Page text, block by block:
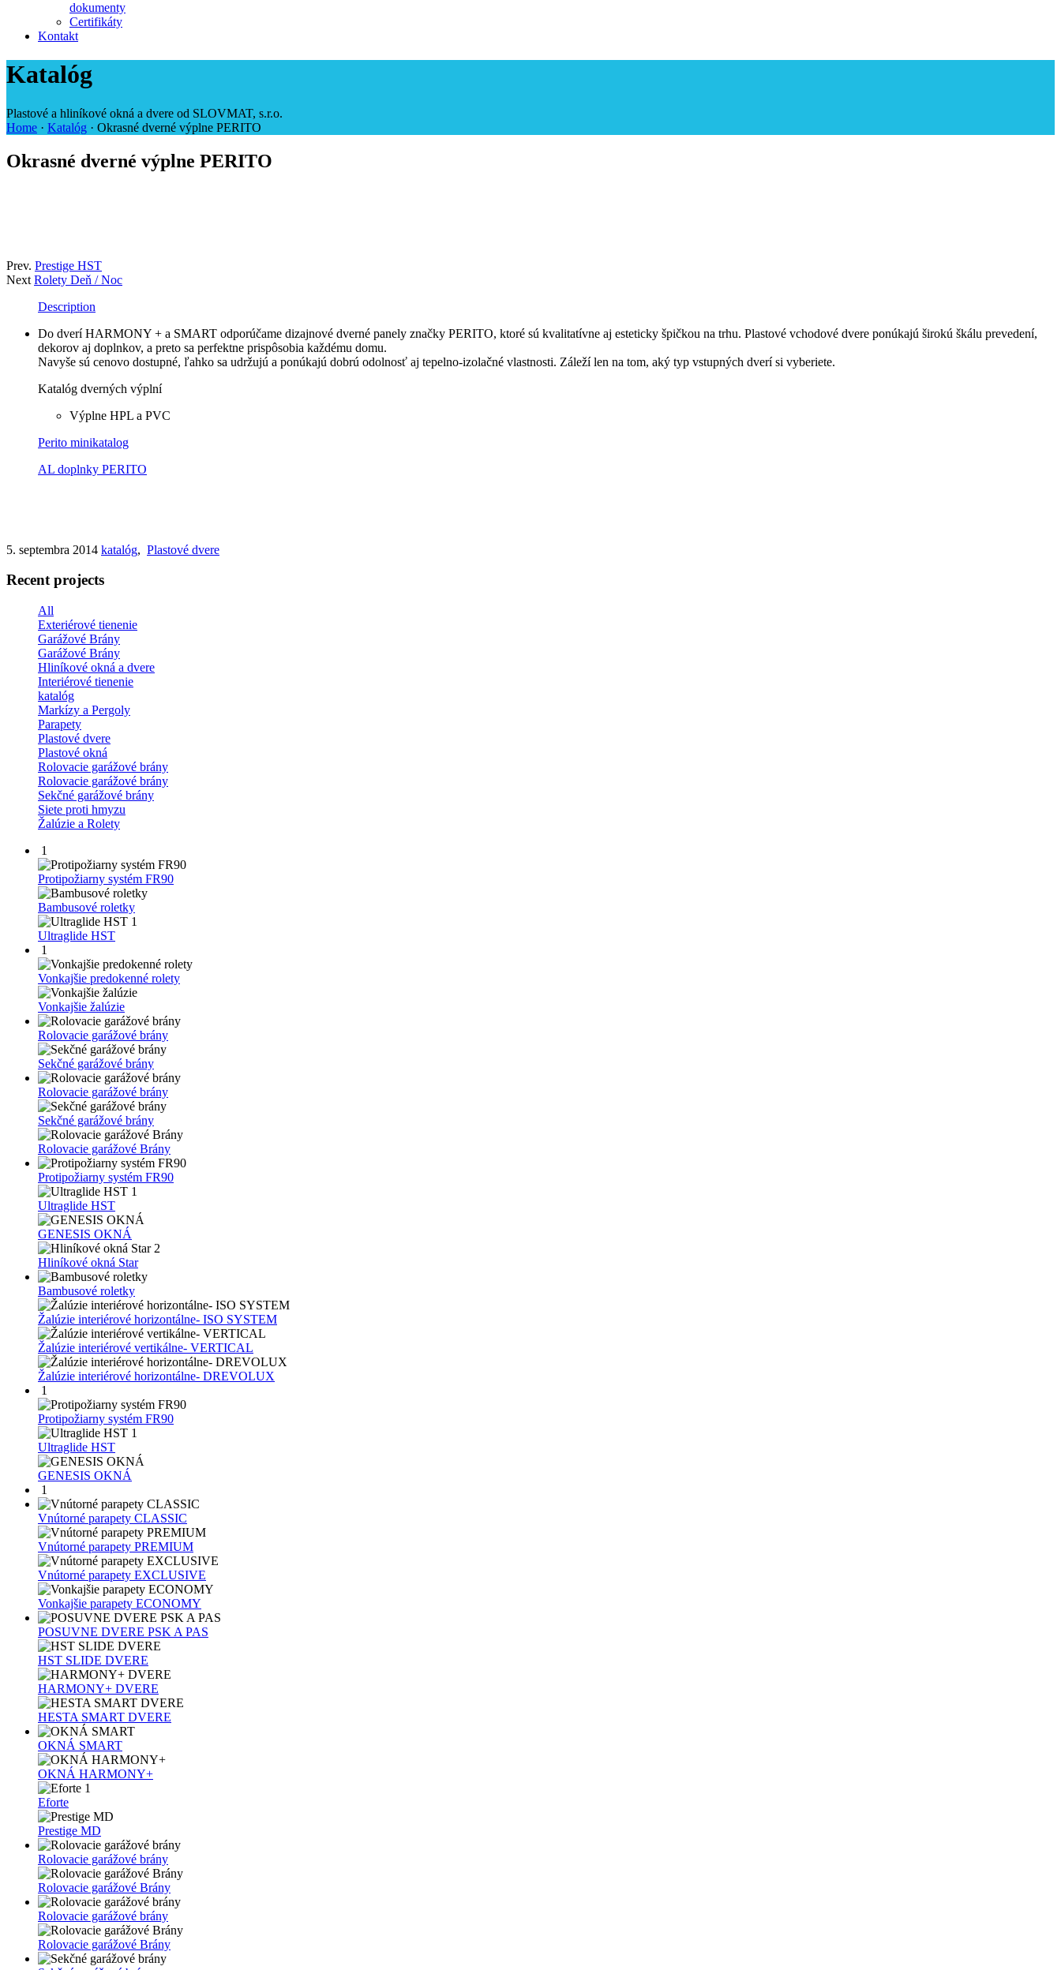
dokumenty
Certifikáty
Kontakt
Katalóg
Plastové a hliníkové okná a dvere od SLOVMAT, s.r.o.
Home · Katalóg · Okrasné dverné výplne PERITO
Okrasné dverné výplne PERITO
Prev. Prestige HST
Next Rolety Deň / Noc
Description
Do dverí HARMONY + a SMART odporúčame dizajnové dverné panely značky PERITO, ktoré sú kvalitatívne aj esteticky špičkou na trhu. Plastové vchodové dvere ponúkajú širokú škálu prevedení,
dekorov aj doplnkov, a preto sa perfektne prispôsobia každému domu.
Navyše sú cenovo dostupné, ľahko sa udržujú a ponúkajú dobrú odolnosť aj tepelno-izolačné vlastnosti. Záleží len na tom, aký typ vstupných dverí si vyberiete.
Katalóg dverných výplní
Výplne HPL a PVC
Perito minikatalog
AL doplnky PERITO
5. septembra 2014 katalóg, Plastové dvere
Recent projects
All
Exteriérové tienenie
Garážové Brány
Garážové Brány
Hliníkové okná a dvere
Interiérové tienenie
katalóg
Markízy a Pergoly
Parapety
Plastové dvere
Plastové okná
Rolovacie garážové brány
Rolovacie garážové brány
Sekčné garážové brány
Siete proti hmyzu
Žalúzie a Rolety
1
Protipožiarny systém FR90
Bambusové roletky
1
Ultraglide HST
1
Vonkajšie predokenné rolety
Vonkajšie žalúzie
Rolovacie garážové brány
Sekčné garážové brány
Rolovacie garážové brány
Sekčné garážové brány
Rolovacie garážové Brány
Protipožiarny systém FR90
1
Ultraglide HST
GENESIS OKNÁ
2
Hliníkové okná Star
Bambusové roletky
Žalúzie interiérové horizontálne- ISO SYSTEM
Žalúzie interiérové vertikálne- VERTICAL
Žalúzie interiérové horizontálne- DREVOLUX
1
Protipožiarny systém FR90
1
Ultraglide HST
GENESIS OKNÁ
1
Vnútorné parapety CLASSIC
Vnútorné parapety PREMIUM
Vnútorné parapety EXCLUSIVE
Vonkajšie parapety ECONOMY
POSUVNE DVERE PSK A PAS
HST SLIDE DVERE
HARMONY+ DVERE
HESTA SMART DVERE
OKNÁ SMART
OKNÁ HARMONY+
1
Eforte
Prestige MD
Rolovacie garážové brány
Rolovacie garážové Brány
Rolovacie garážové brány
Rolovacie garážové Brány